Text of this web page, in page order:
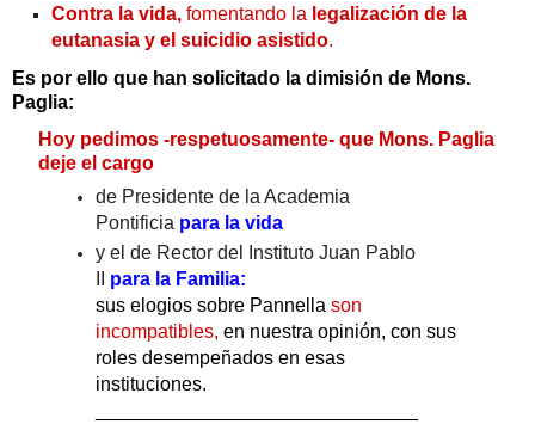
Contra la vida,fomentando la legalización de la
eutanasia y el suicidio asistido.
Es por ello que han solicitado la dimisión de Mons.
Paglia:
Hoy pedimos -respetuosamente- que Mons. Paglia
deje el cargo
de Presidente de la Academia
Pontificia para la vida
y el de Rector del Instituto Juan Pablo
para la Familia:
sus elogios sobre Pannella son
incompatibles, en nuestra opinión, con sus
roles desempeñados en esas
instituciones.